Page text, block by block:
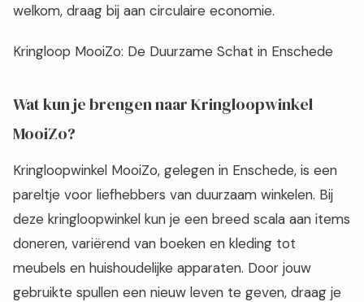
welkom, draag bij aan circulaire economie.
Kringloop MooiZo: De Duurzame Schat in Enschede
Wat kun je brengen naar Kringloopwinkel
MooiZo?
Kringloopwinkel MooiZo, gelegen in Enschede, is een
pareltje voor liefhebbers van duurzaam winkelen. Bij
deze kringloopwinkel kun je een breed scala aan items
doneren, variërend van boeken en kleding tot
meubels en huishoudelijke apparaten. Door jouw
gebruikte spullen een nieuw leven te geven, draag je